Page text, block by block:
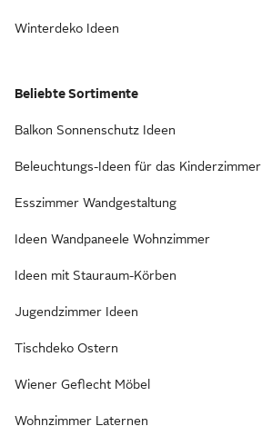
Winterdeko Ideen
Beliebte Sortimente
Balkon Sonnenschutz Ideen
Beleuchtungs-Ideen für das Kinderzimmer
Esszimmer Wandgestaltung
Ideen Wandpaneele Wohnzimmer
Ideen mit Stauraum-Körben
Jugendzimmer Ideen
Tischdeko Ostern
Wiener Geflecht Möbel
Wohnzimmer Laternen